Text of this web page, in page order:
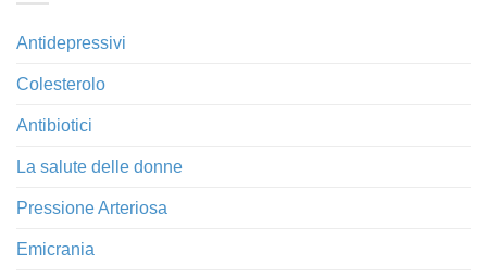
Antidepressivi
Colesterolo
Antibiotici
La salute delle donne
Pressione Arteriosa
Emicrania